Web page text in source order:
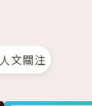
人文關注